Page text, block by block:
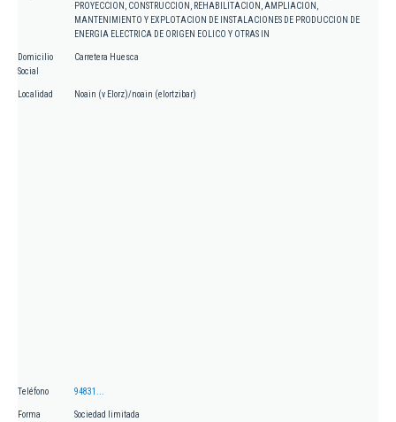
PROYECCION, CONSTRUCCION, REHABILITACION, AMPLIACION,
MANTENIMIENTO Y EXPLOTACION DE INSTALACIONES DE PRODUCCION DE
ENERGIA ELECTRICA DE ORIGEN EOLICO Y OTRAS IN
Domicilio
Social
Carretera Huesca
Localidad Noain (v Elorz)/noain (elortzibar)
Teléfono 94831...
Forma
Sociedad limitada